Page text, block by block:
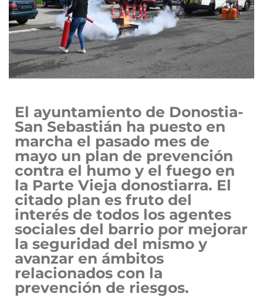
El ayuntamiento de Donostia-
San Sebastián ha puesto en
marcha el pasado mes de
mayo un plan de prevención
contra el humo y el fuego en
la Parte Vieja donostiarra. El
citado plan es fruto del
interés de todos los agentes
sociales del barrio por mejorar
la seguridad del mismo y
avanzar en ámbitos
relacionados con la
prevención de riesgos.